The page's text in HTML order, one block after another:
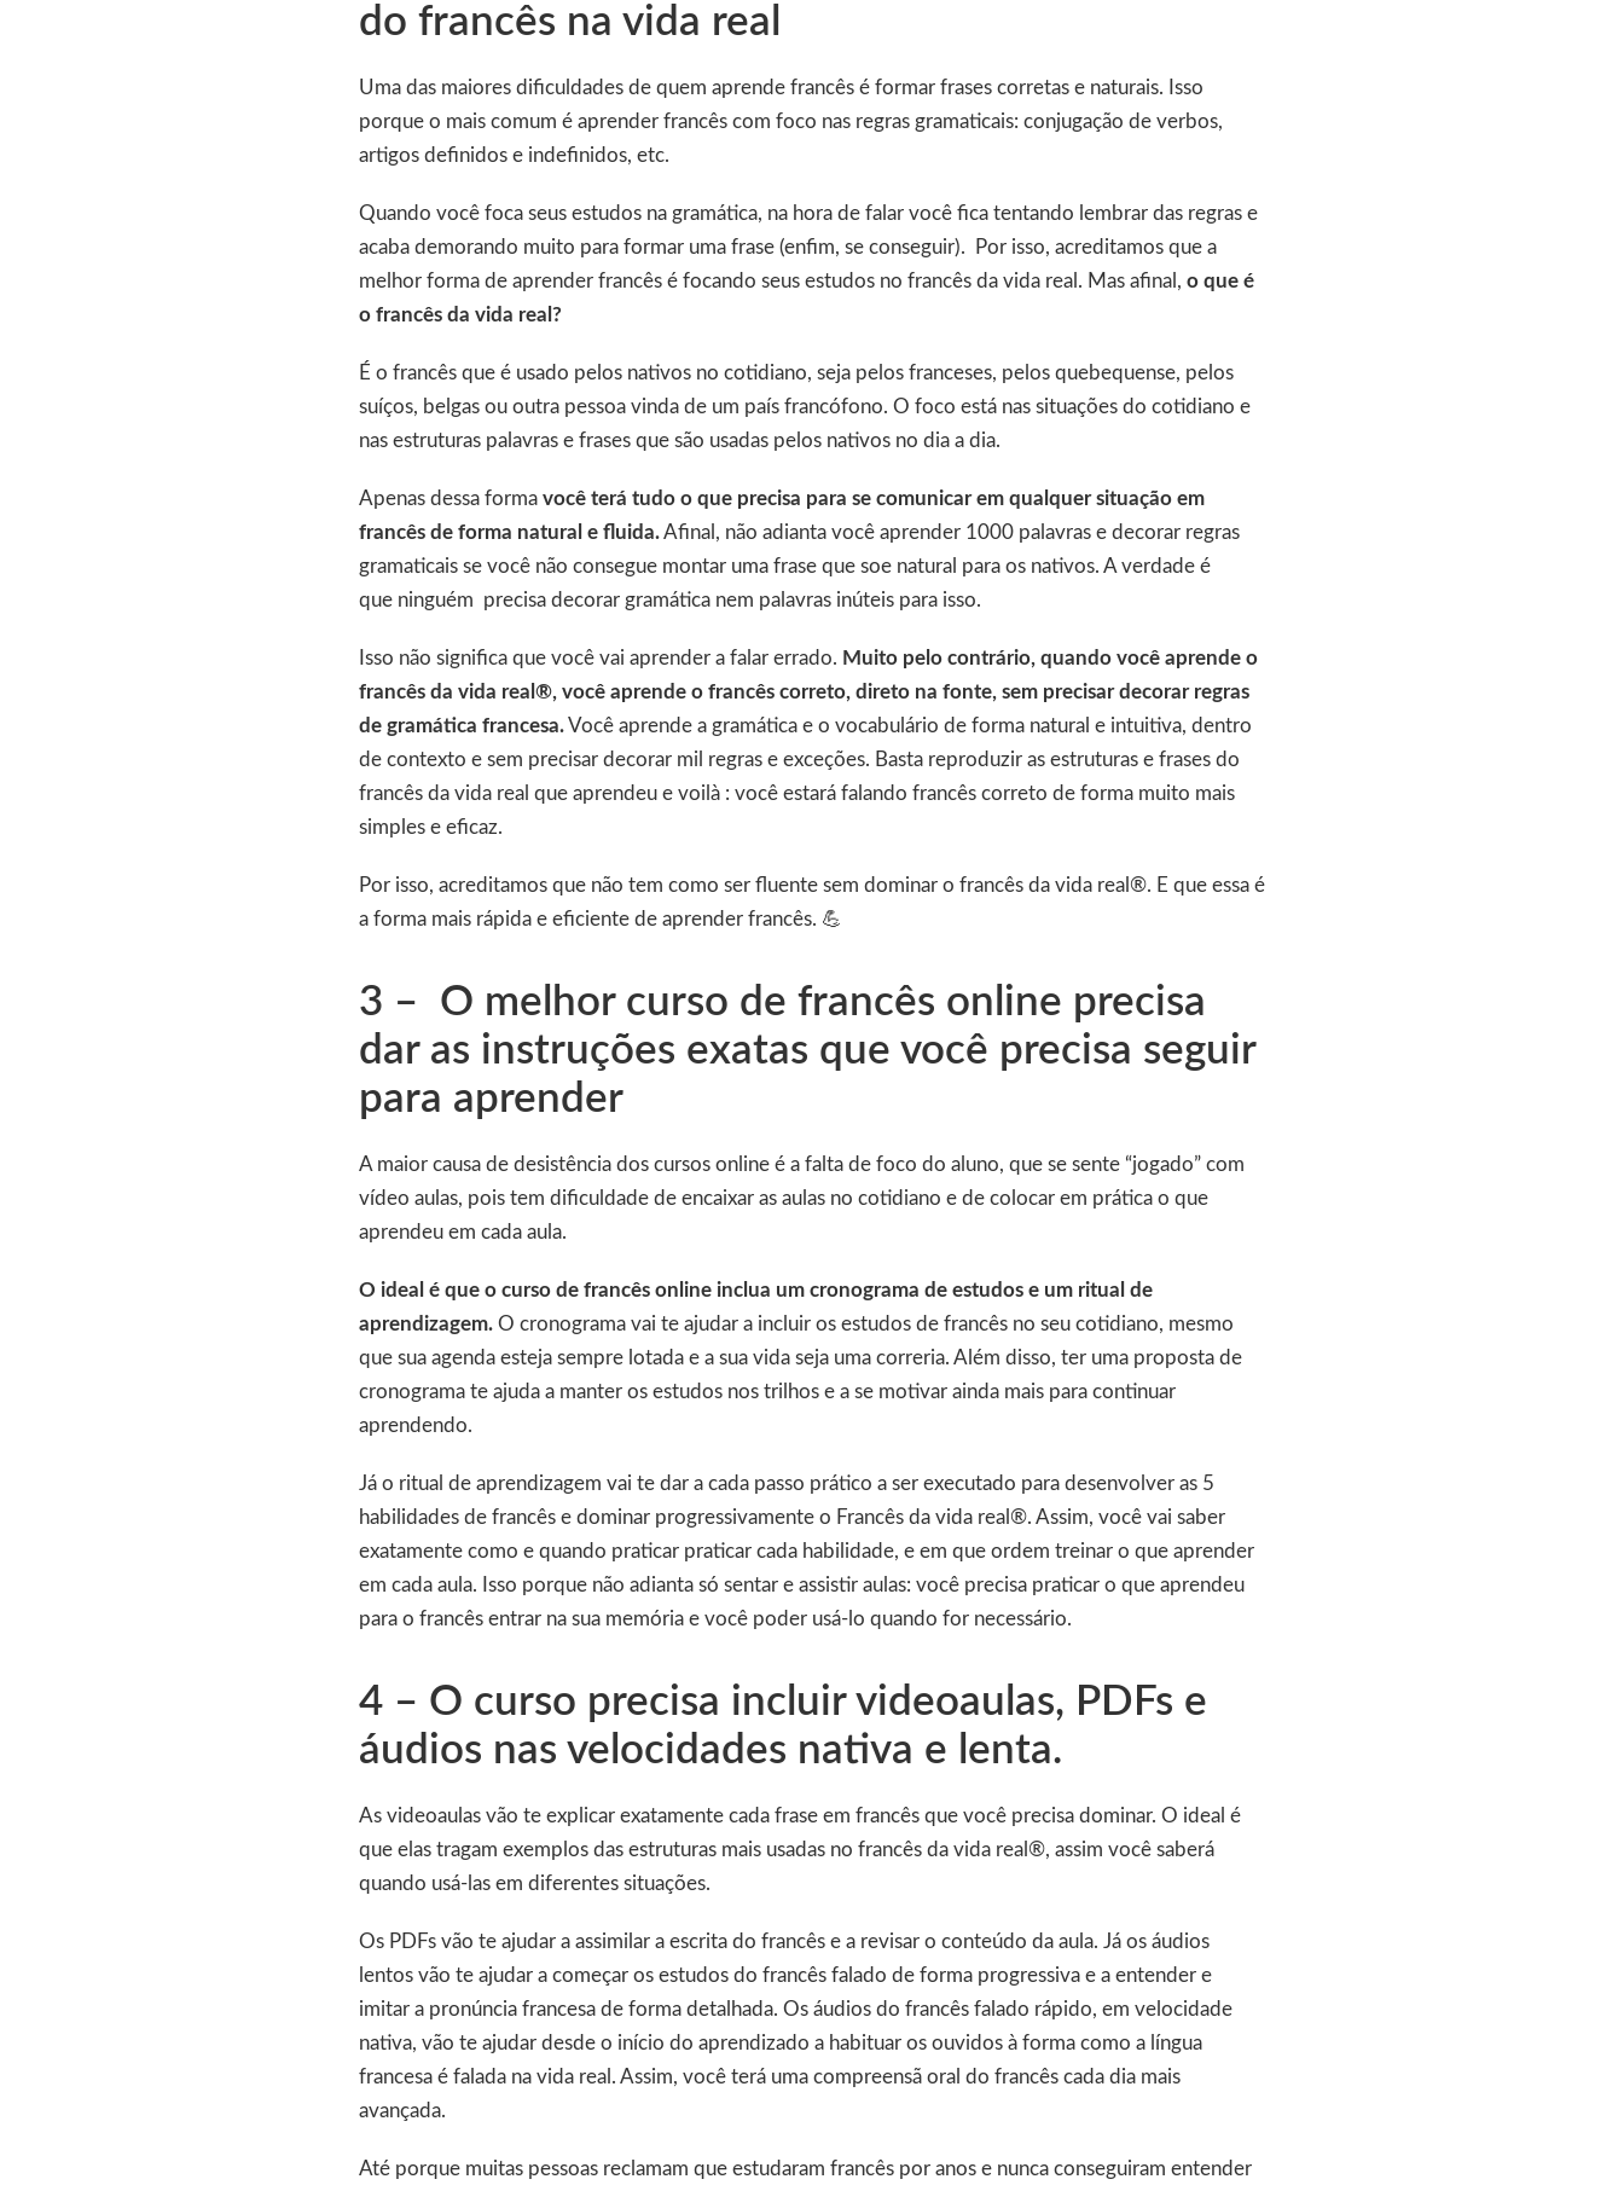
do francês na vida real
Uma das maiores dificuldades de quem aprende francês é formar frases corretas e naturais. Isso
porque o mais comum é aprender francês com foco nas regras gramaticais: conjugação de verbos,
artigos definidos e indefinidos, etc.
Quando você foca seus estudos na gramática, na hora de falar você fica tentando lembrar das regras e
acaba demorando muito para formar uma frase (enfim, se conseguir). Por isso, acreditamos que a
melhor forma de aprender francês é focando seus estudos no francês da vida real. Mas afinal, o que é
o francês da vida real?
É o francês que é usado pelos nativos no cotidiano, seja pelos franceses, pelos quebequense, pelos
suíços, belgas ou outra pessoa vinda de um país francófono. O foco está nas situações do cotidiano e
nas estruturas palavras e frases que são usadas pelos nativos no dia a dia.
Apenas dessa forma você terá tudo o que precisa para se comunicar em qualquer situação em
francês de forma natural e fluida.Afinal, não adianta você aprender 1000 palavras e decorar regras
gramaticais se você não consegue montar uma frase que soe natural para os nativos. A verdade é
que ninguém precisa decorar gramática nem palavras inúteis para isso.
Isso não significa que você vai aprender a falar errado. Muito pelo contrário, quando você aprende o
francês da vida real®, você aprende o francês correto, direto na fonte, sem precisar decorar regras
de gramática francesa.Você aprende a gramática e o vocabulário de forma natural e intuitiva, dentro
de contexto e sem precisar decorar mil regras e exceções. Basta reproduzir as estruturas e frases do
francês da vida real que aprendeu e voilà : você estará falando francês correto de forma muito mais
simples e eficaz.
Por isso, acreditamos que não tem como ser fluente sem dominar o francês da vida real®. E que essa é
a forma mais rápida e eficiente de aprender francês. 💪
3 – O melhor curso de francês online precisa
dar as instruções exatas que você precisa seguir
para aprender
A maior causa de desistência dos cursos online é a falta de foco do aluno, que se sente “jogado” com
vídeo aulas, pois tem dificuldade de encaixar as aulas no cotidiano e de colocar em prática o que
aprendeu em cada aula.
O ideal é que o curso de francês online inclua um cronograma de estudos e um ritual de
aprendizagem. O cronograma vai te ajudar a incluir os estudos de francês no seu cotidiano, mesmo
que sua agenda esteja sempre lotada e a sua vida seja uma correria. Além disso, ter uma proposta de
cronograma te ajuda a manter os estudos nos trilhos e a se motivar ainda mais para continuar
aprendendo.
Já o ritual de aprendizagem vai te dar a cada passo prático a ser executado para desenvolver as 5
habilidades de francês e dominar progressivamente o Francês da vida real®. Assim, você vai saber
exatamente como e quando praticar praticar cada habilidade, e em que ordem treinar o que aprender
em cada aula. Isso porque não adianta só sentar e assistir aulas: você precisa praticar o que aprendeu
para o francês entrar na sua memória e você poder usá-lo quando for necessário.
4 – O curso precisa incluir videoaulas, PDFs e
áudios nas velocidades nativa e lenta.
As videoaulas vão te explicar exatamente cada frase em francês que você precisa dominar. O ideal é
que elas tragam exemplos das estruturas mais usadas no francês da vida real®, assim você saberá
quando usá-las em diferentes situações.
Os PDFs vão te ajudar a assimilar a escrita do francês e a revisar o conteúdo da aula. Já os áudios
lentos vão te ajudar a começar os estudos do francês falado de forma progressiva e a entender e
imitar a pronúncia francesa de forma detalhada. Os áudios do francês falado rápido, em velocidade
nativa, vão te ajudar desde o início do aprendizado a habituar os ouvidos à forma como a língua
francesa é falada na vida real. Assim, você terá uma compreensã oral do francês cada dia mais
avançada.
Até porque muitas pessoas reclamam que estudaram francês por anos e nunca conseguiram entender